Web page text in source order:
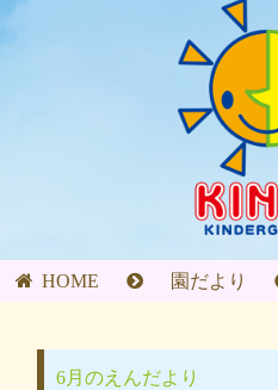
HOME 園だより
6月のえんだより